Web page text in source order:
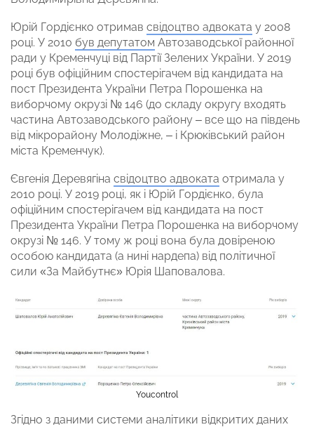
Юрій Гордієнко отримав свідоцтво адвоката у 2008
році. У 2010 був депутатом Автозаводської районної
ради у Кременчуці від Партії Зелених України. У 2019
році був офіційним спостерігачем від кандидата на
пост Президента України Петра Порошенка на
виборчому окрузі № 146 (до складу округу входять
частина Автозаводського району – все що на південь
від мікрорайону Молодіжне, – і Крюківський район
міста Кременчук).
Євгенія Деревягіна свідоцтво адвоката отримала у
2010 році. У 2019 році, як і Юрій Гордієнко, була
офіційним спостерігачем від кандидата на пост
Президента України Петра Порошенка на виборчому
окрузі № 146. У тому ж році вона була довіреною
особою кандидата (а нині нардепа) від політичної
сили «За Майбутнє» Юрія Шаповалова.
Youcontrol
Згідно з даними системи аналітики відкритих даних